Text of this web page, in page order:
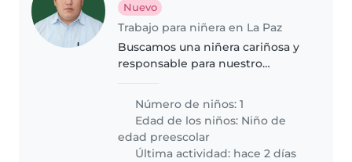
Nuevo
Trabajo para niñera en La Paz
Buscamos una niñera cariñosa y
responsable para nuestro
lleno de energía. Ideal si te gusta
jugar, contar cuentos y ayudar
con tareas sencillas.
Responsable..
Número de niños: 1
Edad de los niños: Niño de
edad preescolar
Última actividad: hace 2 días